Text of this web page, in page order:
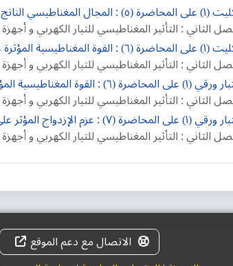
الناتج عن مرور التيار الكهربي في ملف لولبي
الثاني : التأثير المغناطيسي للتيار الكهربي و
المؤثرة على سلك مستقيم يمر به تيار كهربي و موضوع ...
الثاني : التأثير المغناطيسي للتيار الكهربي و
(٦) : القوة المغناطيسية المؤثرة على سلك مستقيم يمر به تيار كهربي و ...
الثاني : التأثير المغناطيسي للتيار الكهربي و
(٧) : عزم الإزدواج المؤثر على ملف يمر به تيار كهربي و موضوع في مجال ...
الثاني : التأثير المغناطيسي للتيار الكهربي و
الاتصال مع دعم الموقع